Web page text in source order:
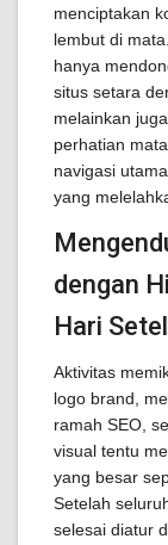
menciptakan
lembut di
hanya
situs setara
melainkan
perhatian
navigasi
yang
dengan
Hari
Aktivitas
logo brand,
ramah SEO,
visual tentu
yang besar
Setelah
selesai diatur